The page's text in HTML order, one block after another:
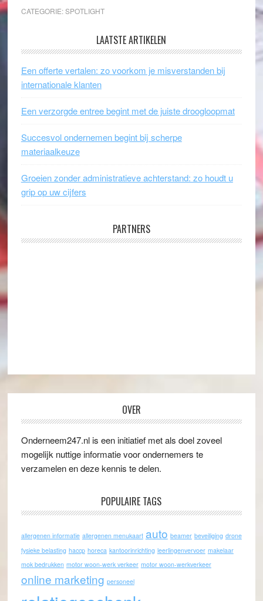
CATEGORIE:SPOTLIGHT
LAATSTE ARTIKELEN
Een offerte vertalen: zo voorkom je misverstanden bij
internationale klanten
Een verzorgde entree begint met de juiste droogloopmat
Succesvol ondernemen begint bij scherpe
materiaalkeuze
Groeien zonder administratieve achterstand: zo houdt u
grip op uw cijfers
PARTNERS
OVER
Onderneem247.nl is een initiatief met als doel zoveel
mogelijk nuttige informatie voor ondernemers te
verzamelen en deze kennis te delen.
POPULAIRE TAGS
allergenen informatie allergenen menukaart auto beamer beveiliging drone
fysieke belasting haccp horeca kantoorinrichting leerlingenvervoer makelaar
mok bedrukken motor woon-werk verkeer motor woon-werkverkeer
online marketing personeel